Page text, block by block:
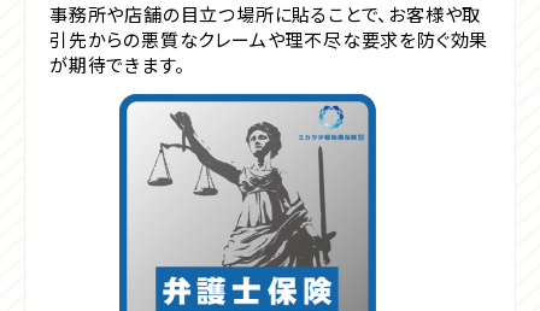
事務所や店舗の目立つ場所に貼ることで、お客様や取
引先からの悪質なクレームや理不尽な要求を防ぐ効果
が期待できます。